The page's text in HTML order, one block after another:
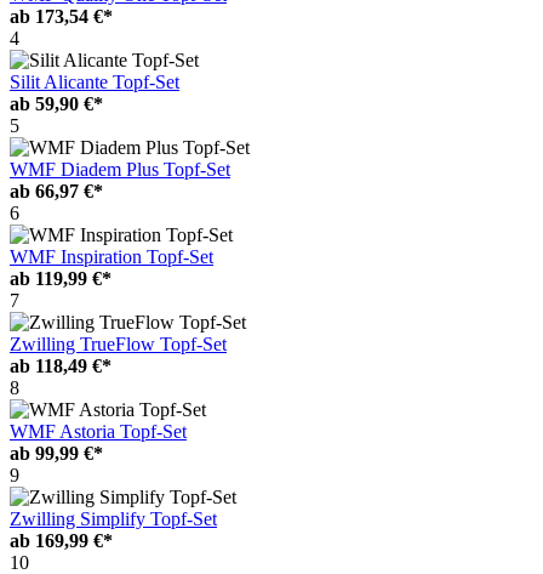
ab 173,54 €*
4
Silit Alicante Topf-Set
ab 59,90 €*
5
WMF Diadem Plus Topf-Set
ab 66,97 €*
6
WMF Inspiration Topf-Set
ab 119,99 €*
7
Zwilling TrueFlow Topf-Set
ab 118,49 €*
8
WMF Astoria Topf-Set
ab 99,99 €*
9
Zwilling Simplify Topf-Set
ab 169,99 €*
10